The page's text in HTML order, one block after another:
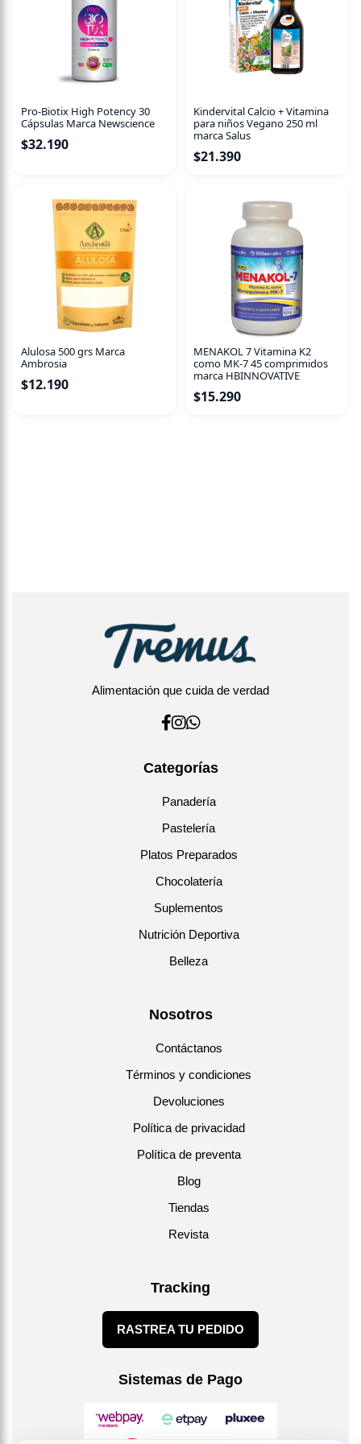
Pro-Biotix High Potency 30
Cápsulas Marca Newscience
$32.190
Kindervital Calcio + Vitamina
para niños Vegano 250 ml
marca Salus
$21.390
Alulosa 500 grs Marca
Ambrosia
$12.190
MENAKOL 7 Vitamina K2
como MK-7 45 comprimidos
marca HBINNOVATIVE
$15.290
Alimentación que cuida de verdad
Categorías
Panadería
Pastelería
Platos Preparados
Chocolatería
Suplementos
Nutrición Deportiva
Belleza
Nosotros
Contáctanos
Términos y condiciones
Devoluciones
Política de privacidad
Política de preventa
Blog
Tiendas
Revista
Tracking
RASTREA TU PEDIDO
Sistemas de Pago